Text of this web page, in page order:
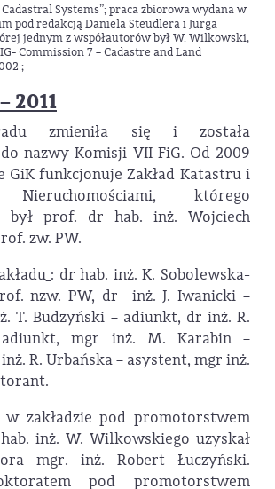
Systems”; praca zbiorowa wydana w
pod redakcją Daniela Steudlera i Jurga
jednym z współautorów był W. Wilkowski,
Commission 7 – Cadastre and Land
;
2011
zmieniła się i została
nazwy Komisji VII FiG. Od 2009
GiK funkcjonuje Zakład Katastru i
Nieruchomościami, którego
był prof. dr hab. inż. Wojciech
zw. PW.
: dr hab. inż. K. Sobolewska-
nzw. PW, dr inż. J. Iwanicki –
T. Budzyński – adiunkt, dr inż. R.
mgr inż. M. Karabin –
R. Urbańska – asystent, mgr inż.
zakładzie pod promotorstwem
inż. W. Wilkowskiego uzyskał
mgr. inż. Robert Łuczyński.
pod promotorstwem